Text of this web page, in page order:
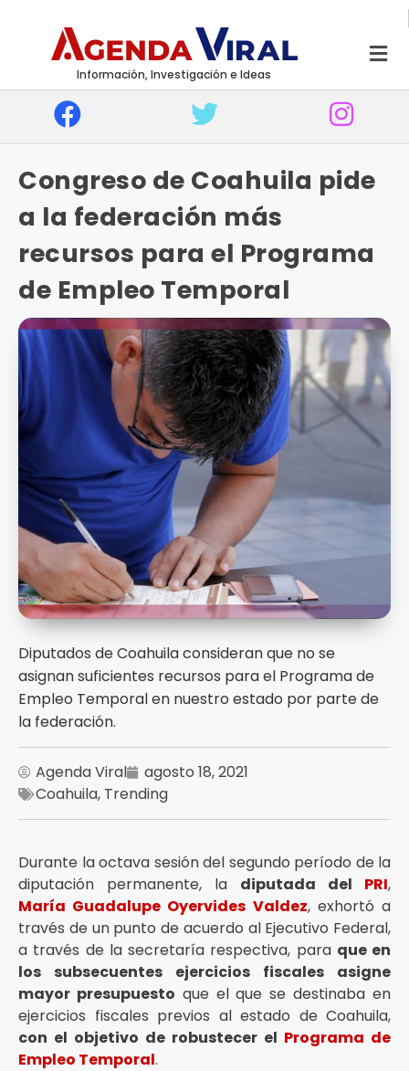
Información, Investigación e Ideas
Congreso de Coahuila pide
a la federación más
recursos para el Programa
de Empleo Temporal
Diputados de Coahuila consideran que no se
asignan suficientes recursos para el Programa de
Empleo Temporal en nuestro estado por parte de
la federación.
Agenda Viral
agosto 18, 2021
Coahuila, Trending
Durante la octava sesión del segundo período de la
diputación permanente, la diputada del PRI,
María Guadalupe Oyervides Valdez, exhortó a
través de un punto de acuerdo al Ejecutivo Federal,
a través de la secretaría respectiva, para que en
los subsecuentes ejercicios fiscales asigne
mayor presupuesto que el que se destinaba en
ejercicios fiscales previos al estado de Coahuila,
con el objetivo de robustecer el Programa de
Empleo Temporal.